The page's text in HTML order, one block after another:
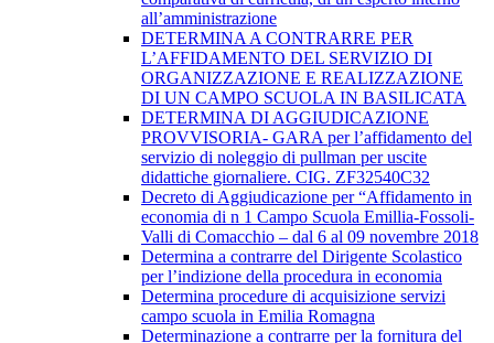
all’amministrazione
DETERMINA A CONTRARRE PER
L’AFFIDAMENTO DEL SERVIZIO DI
ORGANIZZAZIONE E REALIZZAZIONE
DI UN CAMPO SCUOLA IN BASILICATA
​DETERMINA DI AGGIUDICAZIONE
PROVVISORIA- GARA per l’affidamento del
servizio di noleggio di pullman per uscite
didattiche giornaliere. CIG. ZF32540C32
Decreto di Aggiudicazione per “Affidamento in
economia di n 1 Campo Scuola Emillia-Fossoli-
Valli di Comacchio – dal 6 al 09 novembre 2018
Determina a contrarre del Dirigente Scolastico
per l’indizione della procedura in economia
Determina procedure di acquisizione servizi
campo scuola in Emilia Romagna
Determinazione a contrarre per la fornitura del